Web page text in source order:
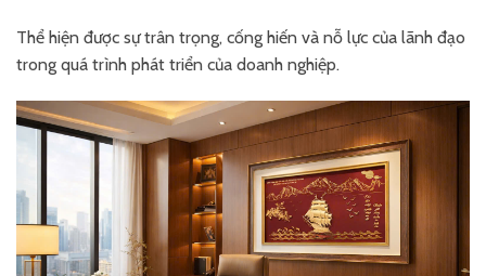
Thể hiện được sự trân trọng, cống hiến và nỗ lực của lãnh đạo
trong quá trình phát triển của doanh nghiệp.